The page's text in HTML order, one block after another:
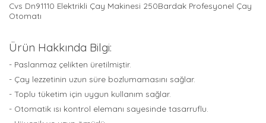
Cvs Dn91110 Elektrikli Çay Makinesi 250Bardak Profesyonel Çay
Otomatı
Ürün Hakkında Bilgi:
- Paslanmaz çelikten üretilmiştir.
- Çay lezzetinin uzun süre bozlumamasını sağlar.
- Toplu tüketim için uygun kullanım sağlar.
- Otomatik ısı kontrol elemanı sayesinde tasarruflu.